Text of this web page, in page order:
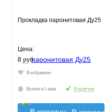
Прокладка паронитовая Ду25
Цена:
8 руб.
В избранное
Купить в 1 клик В наличии